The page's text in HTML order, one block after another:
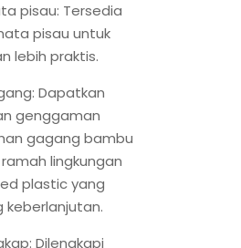
pisau: Tersedia
pisau untuk
lebih praktis.
Dapatkan
genggaman
gagang bambu
lingkungan
plastic yang
keberlanjutan.
Dilengkapi